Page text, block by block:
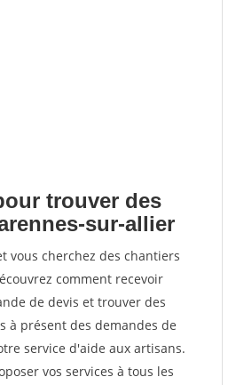
trouver des
sur-allier
vous cherchez des chantiers
comment recevoir
de devis et trouver des
à présent des demandes de
service d'aide aux artisans.
vos services à tous les